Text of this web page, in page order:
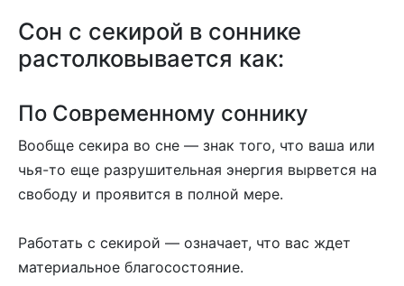
Сон c секирой в соннике
растолковывается как:
По Современному соннику
Вообще секира во сне — знак того, что ваша или
чья-то еще разрушительная энергия вырвется на
свободу и проявится в полной мере.
Работать с секирой — означает, что вас ждет
материальное благосостояние.